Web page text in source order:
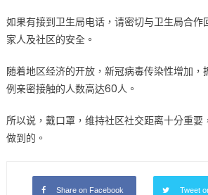
如果有接到卫生局电话，请密切与卫生局合作
家人及社区的安全。
随着地区经济的开放，新冠病毒传染性增加，
例亲密接触的人数高达60人。
所以说，戴口罩，维持社区社交距离十分重要
做到的。
Share on Facebook Tweet